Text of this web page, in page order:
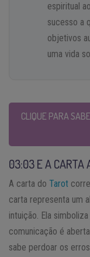
espiritual
sucesso a
objetivos
uma vida
CLIQUE PARA
03:03 E A CARTA
A carta do Tarot
carta representa um
intuição. Ela
comunicação é
sabe perdoar os